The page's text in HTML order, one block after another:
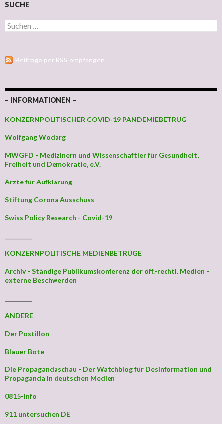
SUCHE
Suchen nach:
Beiträge per RSS empfangen
– INFORMATIONEN –
KONZERNPOLITISCHER COVID-19 PANDEMIEBETRUG
Wolfgang Wodarg
MWGFD - Medizinern und Wissenschaftler für Gesundheit,
Freiheit und Demokratie, e.V.
Ärzte für Aufklärung
Stiftung Corona Ausschuss
Swiss Policy Research - Covid-19
KONZERNPOLITISCHE MEDIENBETRÜGE
Archiv - Ständige Publikumskonferenz der öff.-rechtl. Medien -
externe Beschwerden
ANDERE
Der Postillon
Blauer Bote
Die Propagandaschau - Der Watchblog für Desinformation und
Propaganda in deutschen Medien
0815-Info
911 untersuchen DE